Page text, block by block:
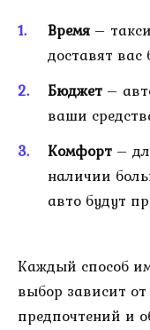
Время –
доставят вас
Бюджет –
ваши
Комфорт –
наличии
авто будут
Каждый способ
выбор зависит
предпочтений и